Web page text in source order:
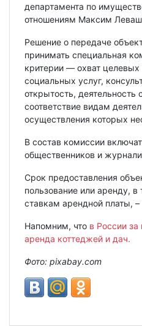
департамента по
отношениям Максим
Решение о передаче
принимать специальная
критерии — охват
социальных услуг,
открытость, деятельность
соответствие видам
осуществления которых
В состав комиссии
общественников и
Срок предоставления
пользование или аренду,
ставкам арендной платы,
Напомним, что в России
аренда коттеджей и дач.
Фото: pixabay.com